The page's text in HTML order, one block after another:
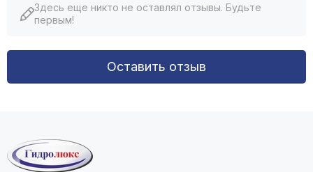
Здесь еще никто не оставлял отзывы. Будьте
первым!
Оставить отзыв